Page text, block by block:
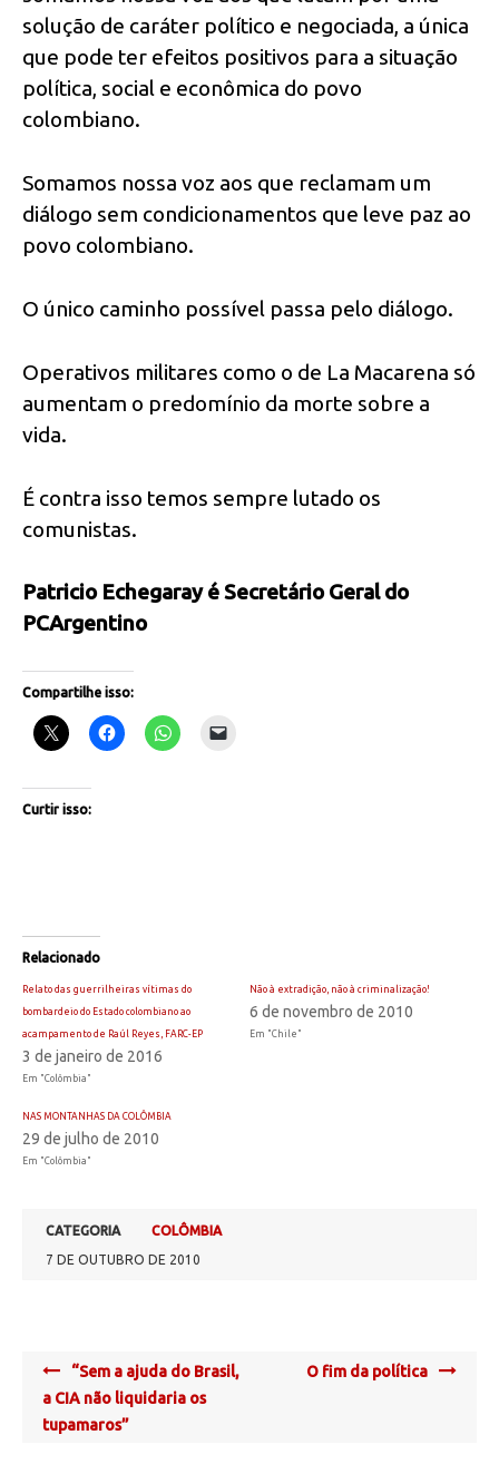
solução de caráter político e negociada, a única
que pode ter efeitos positivos para a situação
política, social e econômica do povo
colombiano.
Somamos nossa voz aos que reclamam um
diálogo sem condicionamentos que leve paz ao
povo colombiano.
O único caminho possível passa pelo diálogo.
Operativos militares como o de La Macarena só
aumentam o predomínio da morte sobre a
vida.
É contra isso temos sempre lutado os
comunistas.
Patricio Echegaray é Secretário Geral do
PCArgentino
Compartilhe isso:
Curtir isso:
Relacionado
Relato das guerrilheiras vítimas do
bombardeio do Estado colombiano ao
acampamento de Raúl Reyes, FARC-EP
3 de janeiro de 2016
Em "Colômbia"
Não à extradição, não à criminalização!
6 de novembro de 2010
Em "Chile"
NAS MONTANHAS DA COLÔMBIA
29 de julho de 2010
Em "Colômbia"
CATEGORIA
COLÔMBIA
7 DE OUTUBRO DE 2010
Post
navigation
“Sem a ajuda do Brasil,
a CIA não liquidaria os
tupamaros”
O fim da política